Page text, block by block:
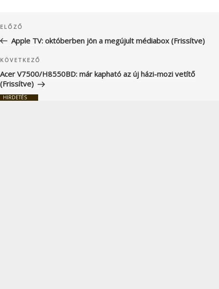
navigáció
Korábbi
bejegyzés
ELŐZŐ
Apple TV: októberben jön a megújult médiabox (Frissítve)
Következő
bejegyzés
KÖVETKEZŐ
Acer V7500/H8550BD: már kapható az új házi-mozi vetítő
(Frissítve)
HIRDETÉS